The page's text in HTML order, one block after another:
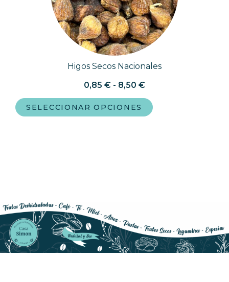
Higos Secos Nacionales
0,85 € - 8,50 €
SELECCIONAR OPCIONES